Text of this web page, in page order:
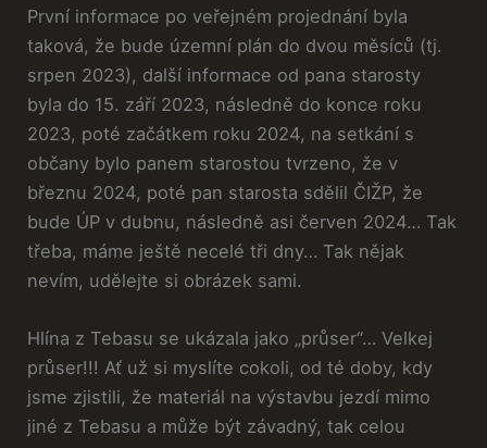
První informace po veřejném projednání byla
taková, že bude územní plán do dvou měsíců (tj.
srpen 2023), další informace od pana starosty
byla do 15. září 2023, následně do konce roku
2023, poté začátkem roku 2024, na setkání s
občany bylo panem starostou tvrzeno, že v
březnu 2024, poté pan starosta sdělil ČIŽP, že
bude ÚP v dubnu, následně asi červen 2024… Tak
třeba, máme ještě necelé tři dny… Tak nějak
nevím, udělejte si obrázek sami.
Hlína z Tebasu se ukázala jako „průser“… Velkej
průser!!! Ať už si myslíte cokoli, od té doby, kdy
jsme zjistili, že materiál na výstavbu jezdí mimo
jiné z Tebasu a může být závadný, tak celou